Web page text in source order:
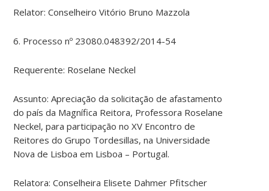
Relator: Conselheiro Vitório Bruno Mazzola
6. Processo nº 23080.048392/2014-54
Requerente: Roselane Neckel
Assunto: Apreciação da solicitação de afastamento
do país da Magnífica Reitora, Professora Roselane
Neckel, para participação no XV Encontro de
Reitores do Grupo Tordesillas, na Universidade
Nova de Lisboa em Lisboa – Portugal.
Relatora: Conselheira Elisete Dahmer Pfitscher